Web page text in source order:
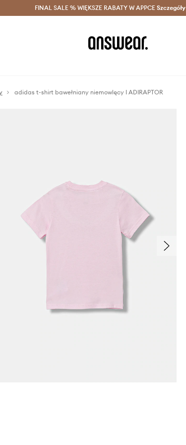
Oszczędzaj z Answear Club > Dostawa nawet w 24h >
FINAL SALE % WIĘKSZE RABATY W APPCE Szczegóły
adidas t-shirt bawełniany niemowlęcy I ADIRAPTOR